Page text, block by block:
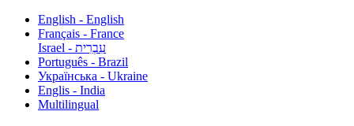
English - English
Français - France
עִבְרִית - Israel
Português - Brazil
Українська - Ukraine
Englis - India
Multilingual